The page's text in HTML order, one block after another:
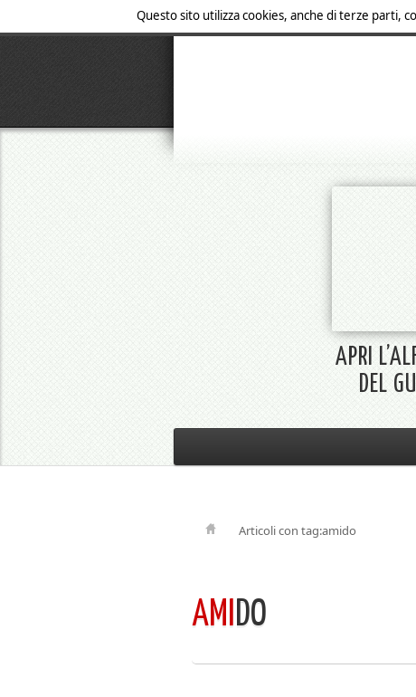
Questo sito utilizza cookies, anche di terze parti,
APRI
DEL
Articoli con tag:amido
AMIDO